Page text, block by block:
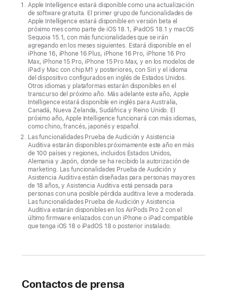
ya
está
disponible
para
llevar
el
iPad
al
siguiente
nivel,
con
nuevas
y
poderosas
funcionalidades
de
inteligencia
y
para
Apple
Apple Intelligence estará disponible como una actualización
de software gratuita. El primer grupo de funcionalidades de
Apple Intelligence estará disponible en versión beta el
próximo mes como parte de iOS 18.1, iPadOS 18.1 y macOS
Sequoia 15.1, con más funcionalidades que se irán
agregando en los meses siguientes. Estará disponible en el
iPhone 16, iPhone 16 Plus, iPhone 16 Pro, iPhone 16 Pro
Max, iPhone 15 Pro, iPhone 15 Pro Max, y en los modelos de
iPad y Mac con chip M1 y posteriores, con Siri y el idioma
del dispositivo configurados en inglés de Estados Unidos.
Otros idiomas y plataformas estarán disponibles en el
transcurso del próximo año. Más adelante este año, Apple
Intelligence estará disponible en inglés para Australia,
Canadá, Nueva Zelanda, Sudáfrica y Reino Unido. El
próximo año, Apple Intelligence funcionará con más idiomas,
como chino, francés, japonés y español.
Las funcionalidades Prueba de Audición y Asistencia
Auditiva estarán disponibles próximamente este año en más
de 100 países y regiones, incluidos Estados Unidos,
Alemania y Japón, donde se ha recibido la autorización de
marketing. Las funcionalidades Prueba de Audición y
Asistencia Auditiva están diseñadas para personas mayores
de 18 años, y Asistencia Auditiva está pensada para
personas con una posible pérdida auditiva leve a moderada.
Las funcionalidades Prueba de Audición y Asistencia
Auditiva estarán disponibles en los AirPods Pro 2 con el
último firmware enlazados con un iPhone o iPad compatible
que tenga iOS 18 o iPadOS 18 o posterior instalado.
Contactos de prensa